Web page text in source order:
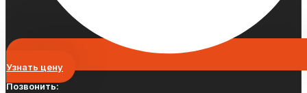
Узнать цену
Позвонить: